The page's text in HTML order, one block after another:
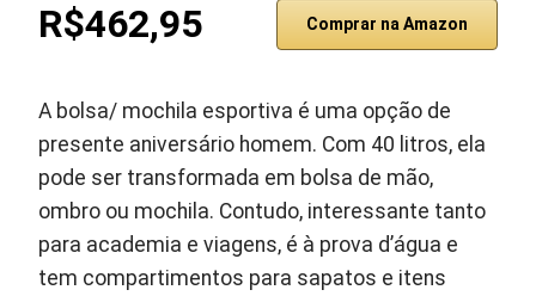
R$462,95 Comprar na Amazon
A bolsa/ mochila esportiva é uma opção de
presente aniversário homem. Com 40 litros, ela
pode ser transformada em bolsa de mão,
ombro ou mochila. Contudo, interessante tanto
para academia e viagens, é à prova d’água e
tem compartimentos para sapatos e itens